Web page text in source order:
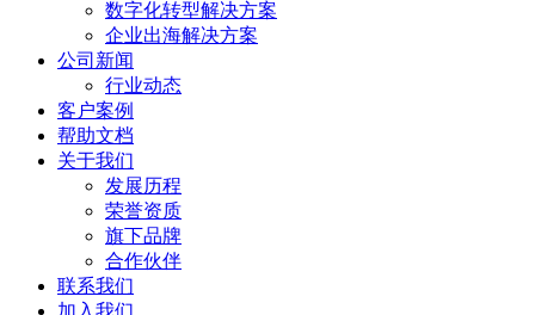
数字化转型解决方案
企业出海解决方案
公司新闻
行业动态
客户案例
帮助文档
关于我们
发展历程
荣誉资质
旗下品牌
合作伙伴
联系我们
加入我们